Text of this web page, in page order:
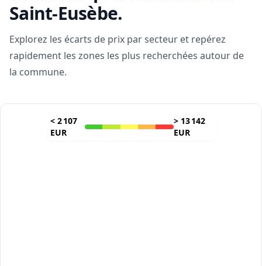
Saint-Eusèbe.
Explorez les écarts de prix par secteur et repérez
rapidement les zones les plus recherchées autour de
la commune.
< 2 107
EUR
> 13 142
EUR